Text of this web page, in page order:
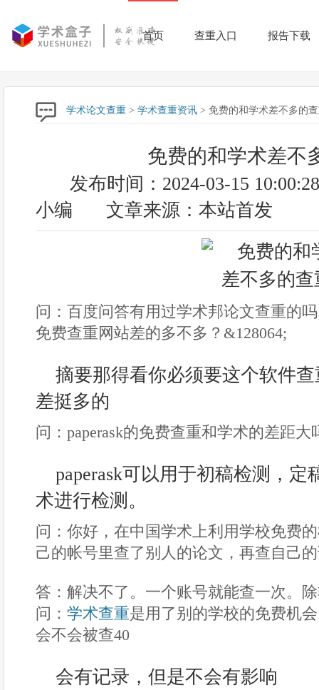
首页 查重入口 报告下载
学术论文查重 > 学术查重资讯 > 免费的和学术差不多的
免费的和学术差不
发布时间：2024-03-15 10:00:28
小编
文章来源：本站首发
问：百度问答有用过学术邦论文查重的
免费查重网站差的多不多？&128064;
摘要那得看你必须要这个软件
差挺多的
问：paperask的免费查重和学术的差距大
paperask可以用于初稿检测，
术进行检测。
问：你好，在中国学术上利用学校免费
己的帐号里查了别人的论文，再查自己
答：解决不了。一个账号就能查一次。
问： 学术查重是用了别的学校的免费机
会不会被查40
会有记录，但是不会有影响